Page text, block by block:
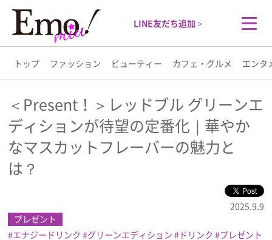
LINE友だち追加 >
トップ ファッション ビューティー カフェ・グルメ エンタ
トップ
ファッション
ビューティー
エンタメ
＜Present！＞レッドブル グリーンエ
ディションが待望の定番化｜華やか
なマスカットフレーバーの魅力と
は？
2025.9.9
プレゼント
エナジードリンク
グリーンエディション ドリンク
プレゼント